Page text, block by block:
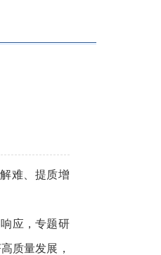
难、提质增
应，专题研
质量发展，